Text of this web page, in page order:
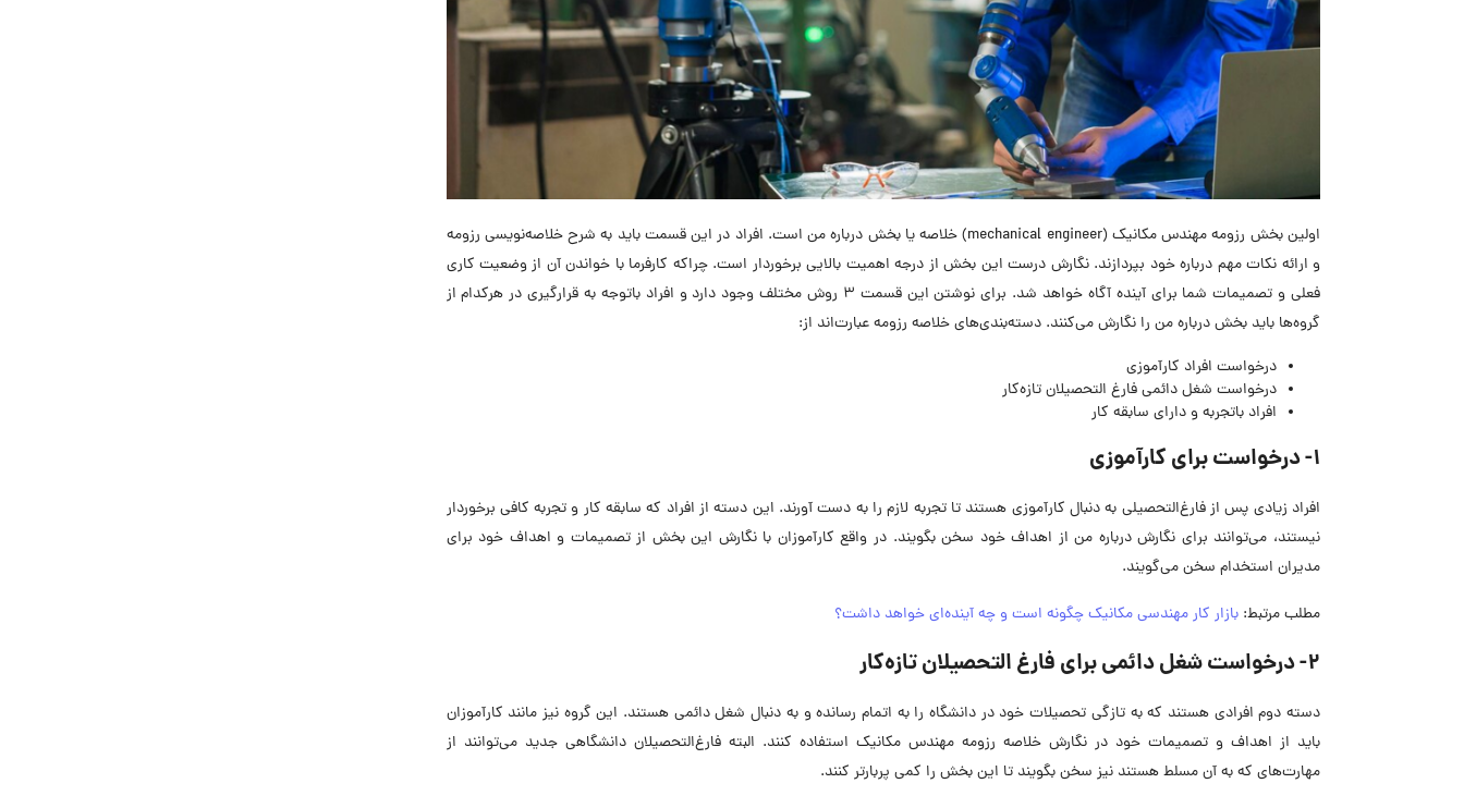
اولین بخش رزومه مهندس مکانیک (mechanical engineer) خلاصه یا بخش درباره من است. افراد در این قسمت باید به شرح خلاصه‌نویسی رزومه
و ارائه نکات مهم درباره خود بپردازند. نگارش درست این بخش از درجه اهمیت بالایی برخوردار است. چراکه کارفرما با خواندن آن از وضعیت کاری
فعلی و تصمیمات شما برای آینده آگاه خواهد شد. برای نوشتن این قسمت 3 روش مختلف وجود دارد و افراد باتوجه به قرارگیری در هرکدام از
گروه‌ها باید بخش درباره من را نگارش می‌کنند. دسته‌بندی‌های خلاصه رزومه عبارت‌اند از:
درخواست افراد کار‌آموزی
درخواست شغل دائمی فارغ التحصیلان تازه‌کار
افراد باتجربه و دارای سابقه کار
1- درخواست برای کارآموزی
افراد زیادی پس از فارغ‌التحصیلی به دنبال کارآموزی هستند تا تجربه لازم را به دست آورند. این دسته از افراد که سابقه کار و تجربه کافی برخوردار
نیستند، می‌توانند برای نگارش درباره من از اهداف خود سخن بگویند. در واقع کارآموزان با نگارش این بخش از تصمیمات و اهداف خود برای
مدیران استخدام سخن می‌گویند.
مطلب مرتبط: بازار کار مهندسی مکانیک چگونه است و چه آینده‌ای خواهد داشت؟
2- درخواست شغل دائمی برای فارغ التحصیلان تازه‌کار
دسته دوم افرادی هستند که به تازگی تحصیلات خود در دانشگاه را به اتمام رسانده و به دنبال شغل دائمی هستند. این گروه نیز مانند کارآموزان
باید از اهداف و تصمیمات خود در نگارش خلاصه رزومه مهندس مکانیک استفاده کنند. البته فارغ‌التحصیلان دانشگاهی جدید می‌توانند از
مهارت‌های که به آن مسلط هستند نیز سخن بگویند تا این بخش را کمی پربارتر کنند.